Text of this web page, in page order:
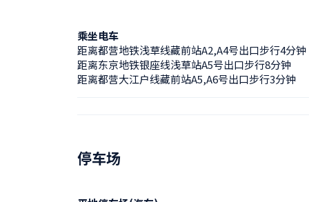
乘坐电车
距离都营地铁浅草线藏前站A2,A4号出口步行4分钟
距离东京地铁银座线浅草站A5号出口步行8分钟
距离都营大江户线藏前站A5,A6号出口步行3分钟
停车场